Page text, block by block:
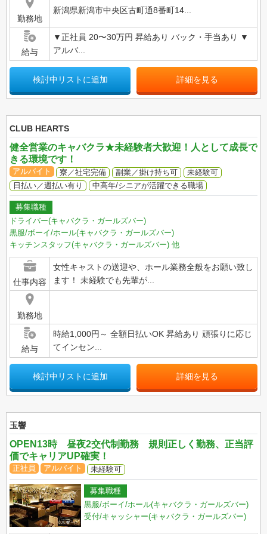
勤務地
新潟県新潟市中央区古町通8番町14...
給与
▼正社員 20〜30万円 昇給あり バック・手当あり ▼
アルバ...
検討中リストに追加 詳細を見る
CLUB HEARTS
健全営業のキャバクラ★未経験者大歓迎！人として成長で
きる環境です！
アルバイト 寮／社宅完備 副業／掛け持ち可
未経験可
日払い／週払い有り
中高年/シニアが活躍できる職場
募集職種
ドライバー(キャバクラ・ガールズバー)
黒服/ボーイ/ホール(キャバクラ・ガールズバー)
キッチンスタッフ(キャバクラ・ガールズバー) 他
仕事内容
女性キャストの送迎や、ホール業務全般をお願い致し
ます！ 未経験でも先輩が...
勤務地
給与
時給1,000円～ 全額日払いOK 昇給あり 頑張りに応じ
てインセン...
検討中リストに追加 詳細を見る
玉響
OPEN13時 昼夜2交代制勤務 規則正しく勤務、正当評
価でキャリアUP確実！
正社員 アルバイト 未経験可
募集職種
黒服/ボーイ/ホール(キャバクラ・ガールズバー)
受付/キャッシャー(キャバクラ・ガールズバー)